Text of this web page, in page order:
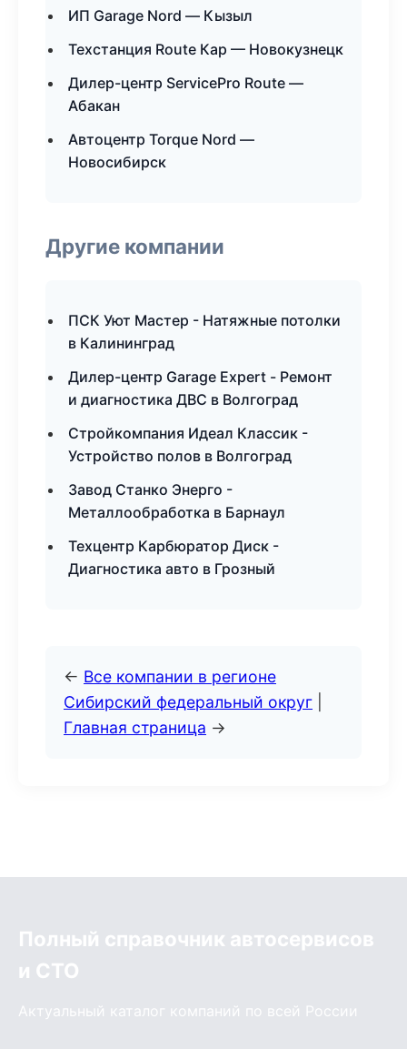
ИП Garage Nord — Кызыл
Техстанция Route Кар — Новокузнецк
Дилер-центр ServicePro Route —
Абакан
Автоцентр Torque Nord —
Новосибирск
Другие компании
ПСК Уют Мастер - Натяжные потолки
в Калининград
Дилер-центр Garage Expert - Ремонт
и диагностика ДВС в Волгоград
Стройкомпания Идеал Классик -
Устройство полов в Волгоград
Завод Станко Энерго -
Металлообработка в Барнаул
Техцентр Карбюратор Диск -
Диагностика авто в Грозный
← Все компании в регионе
Сибирский федеральный округ
Главная страница →
Полный справочник автосервисов
и СТО
Актуальный каталог компаний по всей России